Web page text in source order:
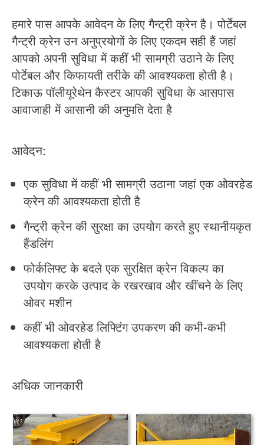
हमारे पास आपके आवेदन के लिए गैन्ट्री क्रेन है। पोर्टेबल
गैन्ट्री क्रेन उन अनुप्रयोगों के लिए एकदम सही हैं जहां
आपको अपनी सुविधा में कहीं भी सामग्री उठाने के लिए
पोर्टेबल और किफायती तरीके की आवश्यकता होती है।
टिकाऊ पॉलीयूरेथेन कैस्टर आपकी सुविधा के आसपास
आवाजाही में आसानी की अनुमति देता है
आवेदन:
एक सुविधा में कहीं भी सामग्री उठाना जहां एक ओवरहेड
क्रेन की आवश्यकता होती है
गैन्ट्री क्रेन की सुरक्षा का उपयोग करते हुए स्थानीयकृत
हैंडलिंग
फोर्कलिफ्ट के बदले एक सुरक्षित क्रेन विकल्प का
उपयोग करके उत्पाद के रखरखाव और खींचने के लिए
ओवर मशीन
कहीं भी ओवरहेड लिफ्टिंग उपकरण की कभी-कभी
आवश्यकता होती है
अधिक जानकारी